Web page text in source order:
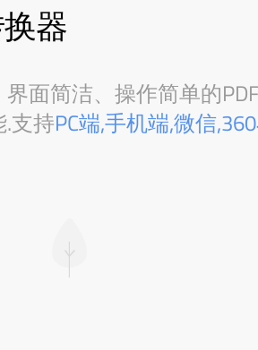
器
面简洁、操作简单的
支持PC端,手机端,微信